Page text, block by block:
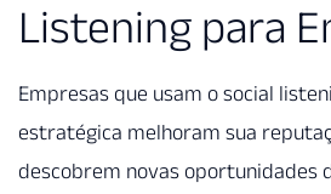
Listening para
Empresas que usam o social
estratégica melhoram sua
descobrem novas oportunidades